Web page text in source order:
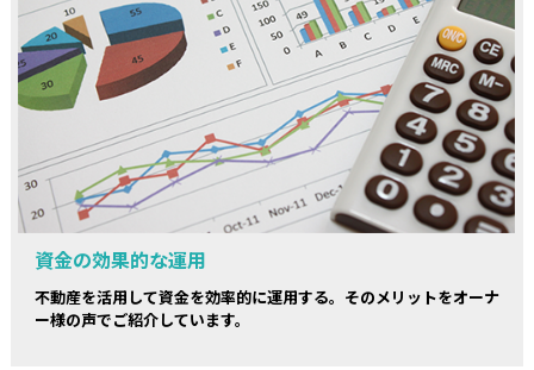
資金の効果的な運用
不動産を活用して資金を効率的に運用する。そのメリットをオーナ
ー様の声でご紹介しています。